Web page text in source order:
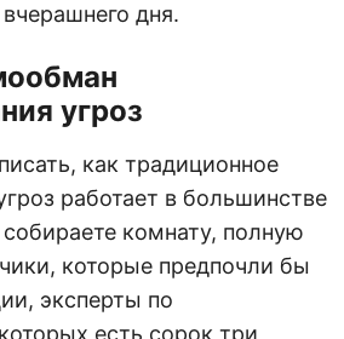
дня.
угроз
как традиционное
работает в большинстве
комнату, полную
которые предпочли бы
эксперты по